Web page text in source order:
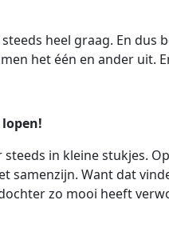
heel graag. En dus
het één en ander uit.
in kleine stukjes.
samenzijn. Want dat
zo mooi heeft